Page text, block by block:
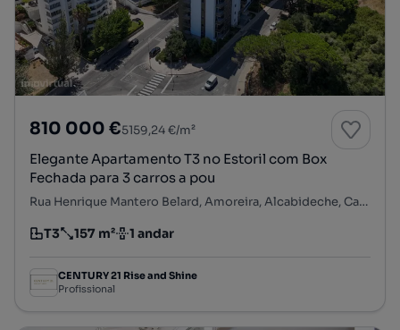
810 000 €5159,24 €/m²
Elegante Apartamento T3 no Estoril com Box
Fechada para 3 carros a pou
Rua Henrique Mantero Belard, Amoreira, Alcabideche, Cascais, Lisboa
Tipologia
T3
Preço por metro quadrado
157 m²
Andar 1 andar
CENTURY 21 Rise and Shine
Profissional